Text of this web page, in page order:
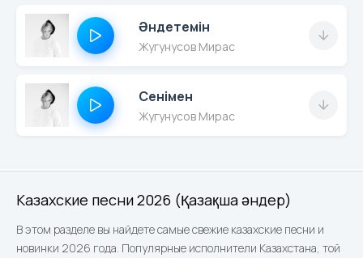
Казахские песни 2026 (Қазақша әндер)
В этом разделе вы найдете самые свежие казахские песни и
новинки 2026 года. Популярные исполнители Казахстана, той
Әндетемін
Жугунусов Мирас
Сенімен
Жугунусов Мирас